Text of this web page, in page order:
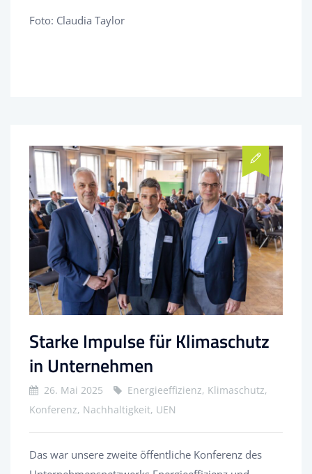
Foto: Claudia Taylor
Starke Impulse für Klimaschutz
in Unternehmen
26. Mai 2025
Energieeffizienz, Klimaschutz,
Konferenz, Nachhaltigkeit, UEN
Das war unsere zweite öffentliche Konferenz des